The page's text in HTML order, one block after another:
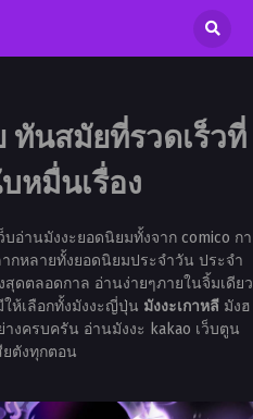
ทันสมัยที่รวดเร็วที่
หมื่นเรื่อง
บอ่านมังงะยอดนิยมทั้งจาก comico กา
กหลายทั้งยอดนิยมประจำวัน ประจำ
ดตลอดกาล อ่านง่ายๆภายในจิ้มเดียว
ห้เลือกทั้งมังงะญี่ปุ่น มังงะเกาหลีมังฮ
งครบครัน อ่านมังงะ kakao เว็บตูน
ยตังทุกตอน